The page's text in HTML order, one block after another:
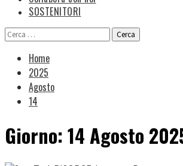
SOSTENITORI
Ricerca
per:
Home
2025
Agosto
14
Giorno:14 Agosto